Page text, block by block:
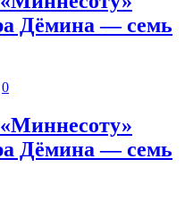
Дёмина — семь
0
Дёмина — семь